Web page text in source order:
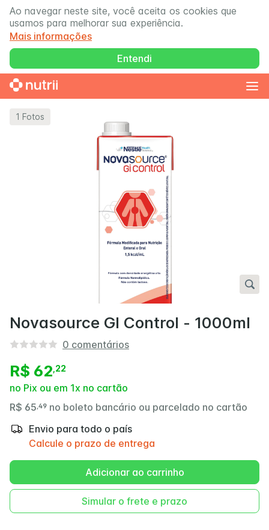
Ao navegar neste site, você aceita os cookies que
usamos para melhorar sua experiência.
Mais informações
Entendi
1 Fotos
Novasource GI Control - 1000ml
0 comentários
R$ 62 22
no Pix ou em 1x no cartão
R$ 65 49 no boleto bancário ou parcelado no cartão
Envio para todo o país
Calcule o prazo de entrega
Adicionar ao carrinho
Simular o frete e prazo